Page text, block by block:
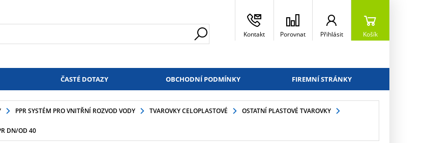
Kontakt Porovnat Přihlásit Košík
ČASTÉ DOTAZY OBCHODNÍ PODMÍNKY FIREMNÍ STRÁNKY
PPR SYSTÉM PRO VNITŘNÍ ROZVOD VODY TVAROVKY CELOPLASTOVÉ OSTATNÍ PLASTOVÉ TVAROVKY
DN/OD 40